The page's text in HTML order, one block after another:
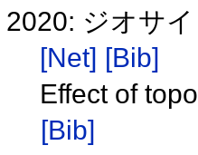
2020: ジオサ
[Net] [Bib]
Effect of
[Bib]